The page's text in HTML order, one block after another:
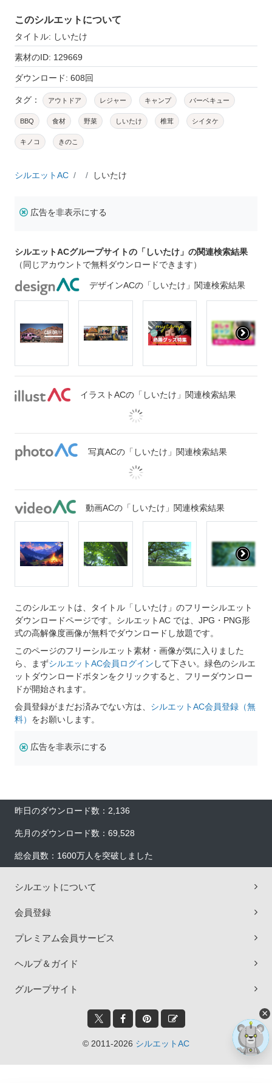
このシルエットについて
タイトル: しいたけ
素材のID: 129669
ダウンロード: 608回
タグ： アウトドア レジャー キャンプ バーベキュー
BBQ 食材 野菜 しいたけ 椎茸 シイタケ
キノコ きのこ
シルエットAC しいたけ
広告を非表示にする
シルエットACグループサイトの「しいたけ」の関連検索結果
（同じアカウントで無料ダウンロードできます）
デザインACの「しいたけ」関連検索結果
イラストACの「しいたけ」関連検索結果
写真ACの「しいたけ」関連検索結果
動画ACの「しいたけ」関連検索結果
このシルエットは、タイトル「しいたけ」のフリーシルエット
ダウンロードページです。シルエットAC では、JPG・PNG形
式の高解像度画像が無料でダウンロードし放題です。
このページのフリーシルエット素材・画像が気に入りました
ら、まずシルエットAC会員ログイン して下さい。緑色のシルエ
ットダウンロードボタンをクリックすると、フリーダウンロー
ドが開始されます。
会員登録がまだお済みでない方は、 シルエットAC会員登録（無
料） をお願いします。
広告を非表示にする
昨日のダウンロード数：2,136
先月のダウンロード数：69,528
総会員数：1600万人を突破しました
シルエットについて
会員登録
プレミアム会員サービス
ヘルプ＆ガイド
グループサイト
© 2011-2026 シルエットAC
×